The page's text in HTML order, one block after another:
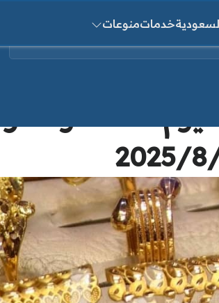
خدماتمنوعات
2025/